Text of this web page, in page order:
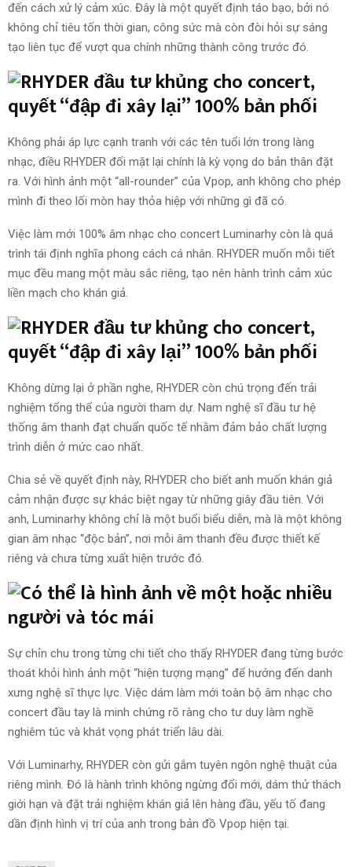
đến cách xử lý cảm xúc. Đây là một quyết định táo bạo, bởi nó
không chỉ tiêu tốn thời gian, công sức mà còn đòi hỏi sự sáng
tạo liên tục để vượt qua chính những thành công trước đó.
Không phải áp lực cạnh tranh với các tên tuổi lớn trong làng
nhạc, điều RHYDER đối mặt lại chính là kỳ vọng do bản thân đặt
ra. Với hình ảnh một “all-rounder” của Vpop, anh không cho phép
mình đi theo lối mòn hay thỏa hiệp với những gì đã có.
Việc làm mới 100% âm nhạc cho concert Luminarhy còn là quá
trình tái định nghĩa phong cách cá nhân. RHYDER muốn mỗi tiết
mục đều mang một màu sắc riêng, tạo nên hành trình cảm xúc
liền mạch cho khán giả.
Không dừng lại ở phần nghe, RHYDER còn chú trọng đến trải
nghiệm tổng thể của người tham dự. Nam nghệ sĩ đầu tư hệ
thống âm thanh đạt chuẩn quốc tế nhằm đảm bảo chất lượng
trình diễn ở mức cao nhất.
Chia sẻ về quyết định này, RHYDER cho biết anh muốn khán giả
cảm nhận được sự khác biệt ngay từ những giây đầu tiên. Với
anh, Luminarhy không chỉ là một buổi biểu diễn, mà là một không
gian âm nhạc “độc bản”, nơi mỗi âm thanh đều được thiết kế
riêng và chưa từng xuất hiện trước đó.
Sự chỉn chu trong từng chi tiết cho thấy RHYDER đang từng bước
thoát khỏi hình ảnh một “hiện tượng mạng” để hướng đến danh
xưng nghệ sĩ thực lực. Việc dám làm mới toàn bộ âm nhạc cho
concert đầu tay là minh chứng rõ ràng cho tư duy làm nghề
nghiêm túc và khát vọng phát triển lâu dài.
Với Luminarhy, RHYDER còn gửi gắm tuyên ngôn nghệ thuật của
riêng mình. Đó là hành trình không ngừng đổi mới, dám thử thách
giới hạn và đặt trải nghiệm khán giả lên hàng đầu, yếu tố đang
dần định hình vị trí của anh trong bản đồ Vpop hiện tại.